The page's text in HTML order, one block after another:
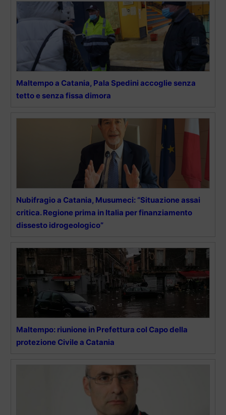
Maltempo a Catania, Pala Spedini accoglie senza
tetto e senza fissa dimora
Nubifragio a Catania, Musumeci: “Situazione assai
critica. Regione prima in Italia per finanziamento
dissesto idrogeologico”
Maltempo: riunione in Prefettura col Capo della
protezione Civile a Catania